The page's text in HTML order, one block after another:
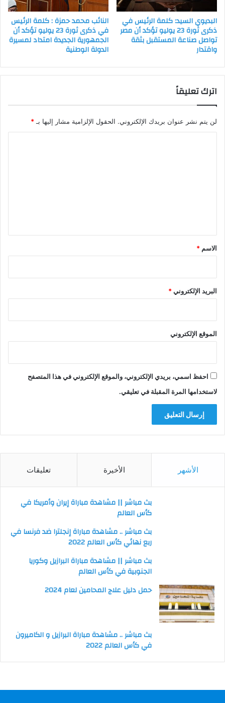
البديوي السيد: كلمة الرئيس في
ذكرى ثورة 23 يوليو تؤكد أن مصر
تواصل صناعة المستقبل بثقة
واقتدار
النائب محمد حمزة : كلمة الرئيس
في ذكرى ثورة 23 يوليو تؤكد أن
الجمهورية الجديدة امتداد لمسيرة
الدولة الوطنية
اترك تعليقاً
لن يتم نشر عنوان بريدك الإلكتروني. الحقول الإلزامية مشار إليها بـ*
*
الاسم *
البريد الإلكتروني*
الموقع الإلكتروني
احفظ اسمي، بريدي الإلكتروني، والموقع الإلكتروني في هذا المتصفح
لاستخدامها المرة المقبلة في تعليقي.
الأشهر الأخيرة تعليقات
بث مباشر || مشاهدة مباراة إيران وأمريكا في
كأس العالم
بث مباشر .. مشاهدة مباراة إنجلترا ضد فرنسا في
ربع نهائي كأس العالم 2022
بث مباشر || مشاهدة مباراة البرازيل وكوريا
الجنوبية في كأس العالم
حمل دليل علاج المحامين لعام 2024
بث مباشر .. مشاهدة مباراة البرازيل و الكاميرون
في كأس العالم 2022